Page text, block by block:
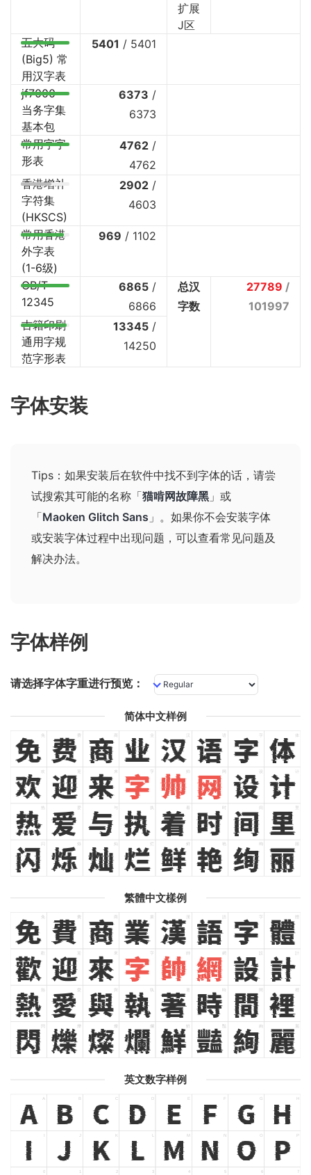
扩展
J区
五大码
(Big5) 常
用汉字表
5401 / 5401
jf7000
当务字集
基本包
6373 /
6373
常用字字
形表
4762 /
4762
香港增补
字符集
(HKSCS)
2902 /
4603
常用香港
外字表
(1-6级)
969 / 1102
GB/T
12345
6865 /
6866
总汉
字数
27789 /
101997
古籍印刷
通用字规
范字形表
13345 /
14250
字体安装
Tips：如果安装后在软件中找不到字体的话，请尝
试搜索其可能的名称 「猫啃网故障黑 」或
「Maoken Glitch Sans 」 。如果你不会安装字体
或安装字体过程中出现问题，可以查看常见问题及
解决办法。
字体样例
请选择字体字重进行预览：
简体中文样例
免
免 费
费 商
商 业
业 汉
汉 语
语 字
字 体
体
欢
欢 迎
迎 来
来 字
字 帅
帅 网
网 设
设 计
计
热
热 爱 与 执 着 时 间 里
闪 烁
烁 灿
灿 烂
烂 鲜
鲜 艳
艳 绚
绚 丽
繁體中文樣例
免
免 費
費 商
商 業
業 漢
漢 語
語 字
字 體
體
歡 迎 來
來 字
字 帥 網
網 設 計
熱
熱 愛
愛 與
與 執
執 著
著 時
時 間
間 裡
裡
閃
閃 爍
爍 燦
燦 爛
爛 鮮
鮮 豔
豔 絢
絢 麗
麗
英文数字样例
A
A B
B C
C D
D E F G
G H
H
I J
J K
K L
L M
M N
N O
O P
P
0 1 2 3 4 5 6 7